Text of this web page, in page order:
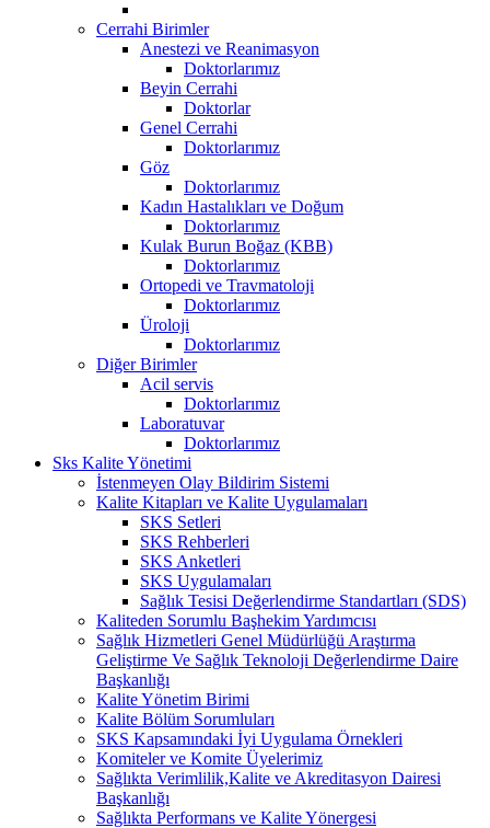
Cerrahi Birimler
Anestezi ve Reanimasyon
Doktorlarımız
Beyin Cerrahi
Doktorlar
Genel Cerrahi
Doktorlarımız
Göz
Doktorlarımız
Kadın Hastalıkları ve Doğum
Doktorlarımız
Kulak Burun Boğaz (KBB)
Doktorlarımız
Ortopedi ve Travmatoloji
Doktorlarımız
Üroloji
Doktorlarımız
Diğer Birimler
Acil servis
Doktorlarımız
Laboratuvar
Doktorlarımız
Sks Kalite Yönetimi
İstenmeyen Olay Bildirim Sistemi
Kalite Kitapları ve Kalite Uygulamaları
SKS Setleri
SKS Rehberleri
SKS Anketleri
SKS Uygulamaları
Sağlık Tesisi Değerlendirme Standartları (SDS)
Kaliteden Sorumlu Başhekim Yardımcısı
Sağlık Hizmetleri Genel Müdürlüğü Araştırma
Geliştirme Ve Sağlık Teknoloji Değerlendirme Daire
Başkanlığı
Kalite Yönetim Birimi
Kalite Bölüm Sorumluları
SKS Kapsamındaki İyi Uygulama Örnekleri
Komiteler ve Komite Üyelerimiz
Sağlıkta Verimlilik,Kalite ve Akreditasyon Dairesi
Başkanlığı
Sağlıkta Performans ve Kalite Yönergesi